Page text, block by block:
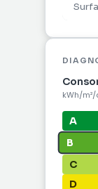
kWh/
A
B
C
D